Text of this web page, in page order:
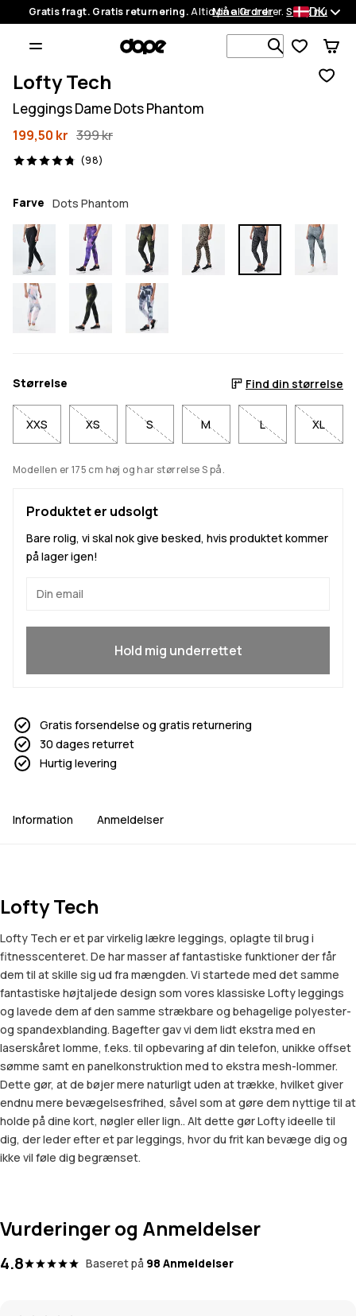
Gratis fragt. Gratis returnering.Altid på alle ordrer.Shop nu
Mine Ordrer DK
Søg i 1
Lofty Tech
Leggings Dame Dots Phantom
199,50 kr 399 kr
(98)
98 anmeldelser, 4.8/5
Farve Dots Phantom
Størrelse Find din størrelse
XXS XS S M L XL
Modellen er 175 cm høj og har størrelse S på.
Produktet er udsolgt
Bare rolig, vi skal nok give besked, hvis produktet kommer
på lager igen!
Hold mig underrettet
Gratis forsendelse og gratis returnering
30 dages returret
Hurtig levering
Information Anmeldelser
Lofty Tech
Lofty Tech er et par virkelig lækre leggings, oplagte til brug i
fitnesscenteret. De har masser af fantastiske funktioner der får
dem til at skille sig ud fra mængden. Vi startede med det samme
fantastiske højtaljede design som vores klassiske Lofty leggings
og lavede dem af den samme strækbare og behagelige polyester-
og spandexblanding. Bagefter gav vi dem lidt ekstra med en
laserskåret lomme, f.eks. til opbevaring af din telefon, unikke offset
sømme samt en panelkonstruktion med to ekstra mesh-lommer.
Dette gør, at de bøjer mere naturligt uden at trække, hvilket giver
endnu mere bevægelsesfrihed, såvel som at gøre dem nyttige til at
holde på dine kort, nøgler eller lign.. Alt dette gør Lofty ideelle til
dig, der leder efter et par leggings, hvor du frit kan bevæge dig og
ikke vil føle dig begrænset.
Vurderinger og Anmeldelser
4.8 Baseret på 98 Anmeldelser